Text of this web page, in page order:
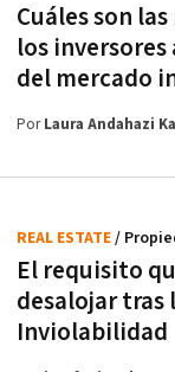
Cuáles son
los
del mercado
PorLaura Andahazi
El requisito
desalojar tras
Inviolabilidad
REAL ESTATE/